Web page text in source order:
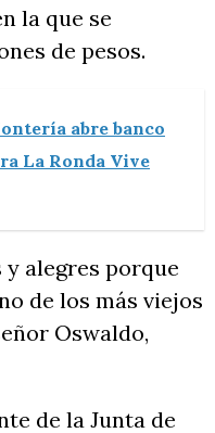
la que se
de pesos.
abre banco
La Ronda Vive
alegres porque
de los más viejos
Oswaldo,
de la Junta de